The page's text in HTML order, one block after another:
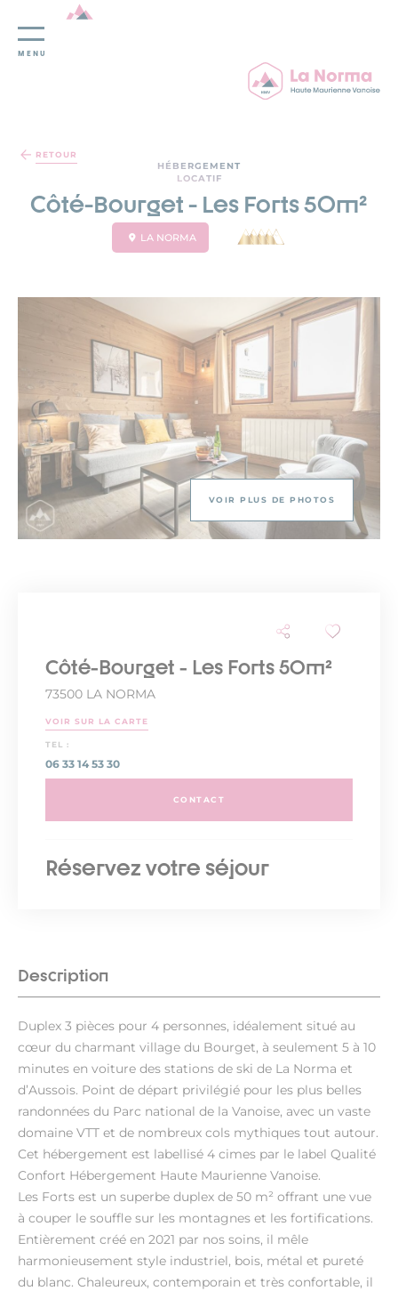
MENU
RETOUR
HÉBERGEMENT
LOCATIF
Côté-Bourget - Les Forts 50m²
LA NORMA
VOIR PLUS DE PHOTOS
Description
Duplex 3 pièces pour 4 personnes, idéalement situé au
cœur du charmant village du Bourget, à seulement 5 à 10
minutes en voiture des stations de ski de La Norma et
d’Aussois. Point de départ privilégié pour les plus belles
randonnées du Parc national de la Vanoise, avec un vaste
domaine VTT et de nombreux cols mythiques tout autour.
Cet hébergement est labellisé 4 cimes par le label Qualité
Confort Hébergement Haute Maurienne Vanoise.
Les Forts est un superbe duplex de 50 m² offrant une vue
à couper le souffle sur les montagnes et les fortifications.
Entièrement créé en 2021 par nos soins, il mêle
harmonieusement style industriel, bois, métal et pureté
du blanc. Chaleureux, contemporain et très confortable, il
Côté-Bourget - Les Forts 50m²
73500 LA NORMA
VOIR SUR LA CARTE
TEL :
06 33 14 53 30
CONTACT
Réservez votre séjour